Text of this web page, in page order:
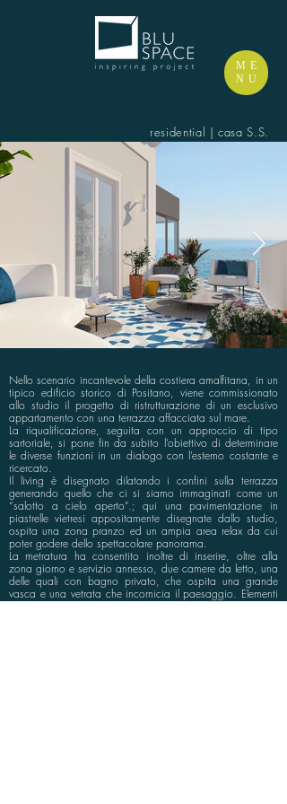
ME
NU
residential | casa S.S.
Nello scenario incantevole della costiera amalfitana, in un
tipico edificio storico di Positano, viene commissionato
allo studio il progetto di ristrutturazione di un esclusivo
appartamento con una terrazza affacciata sul mare.
La riqualificazione, seguita con un approccio di tipo
sartoriale, si pone fin da subito l’obiettivo di determinare
le diverse funzioni in un dialogo con l’esterno costante e
ricercato.
Il living è disegnato dilatando i confini sulla terrazza
generando quello che ci si siamo immaginati come un
“salotto a cielo aperto”.; qui una pavimentazione in
piastrelle vietresi appositamente disegnate dallo studio,
ospita una zona pranzo ed un ampia area relax da cui
poter godere dello spettacolare panorama.
La metratura ha consentito inoltre di inserire, oltre alla
zona giorno e servizio annesso, due camere da letto, una
delle quali con bagno privato, che ospita una grande
vasca e una vetrata che incornicia il paesaggio. Elementi
di design, arredi custom made ed una attenta selezione